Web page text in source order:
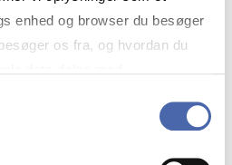
enhed og browser du besøger
os fra, og hvordan du
selv - og kan altid trække